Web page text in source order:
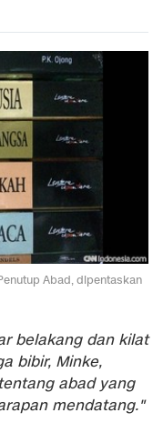
Abad, dipentaskan
belakang dan kilat
bibir, Minke,
abad yang
mendatang."